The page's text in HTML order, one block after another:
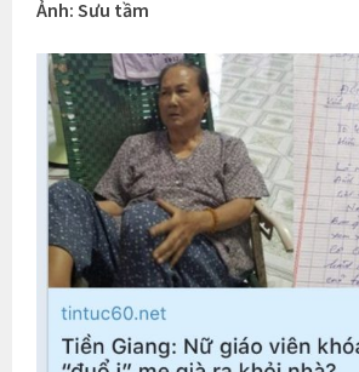
Ảnh: Sưu tầm